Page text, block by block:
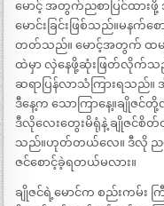
မောင့် အတွက်ညစာပြင်ထားဖို့
မောင်းခြင်းဖြစ်သည်။မနက်
တတ်သည်။ မောင့်အတွက် ထမင်
ထဲမှာ လှဲနေဖို့ဆုံးဖြတ်လိုက်သည်။ဘ
ဆရာပြန်လာသံကြားရသ
ဒီနေ့က သောကြာနေ့။ချိုဇ
ဒီလိုလေးတွေးမိရုံနဲ့ ချိုဇင်စိ
သည်။ဟုတ်တယ်လေ။ ဒီလို ညမျိုး
ဇင်စောင့်ခဲ့ရတယ်မလား။
ချိုဇင်ရဲ့မောင်က စည်းကမ်း